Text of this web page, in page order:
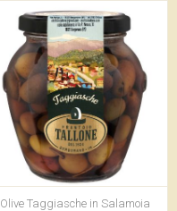
Olive Taggiasche in Salamoia